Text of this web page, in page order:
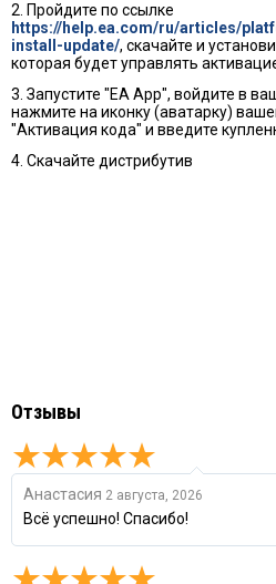
2. Пройдите по ссылке
https://help.ea.com/ru/articles/
install-update/, скачайте и
которая будет управлять
3. Запустите "EA App", войдите в
нажмите на иконку (аватарку)
"Активация кода" и введите
4. Скачайте дистрибутив
Отзывы
Анастасия 2 августа, 2026
Всё успешно! Спасибо!